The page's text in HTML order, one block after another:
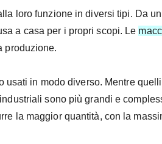
loro funzione in diversi tipi. Da
a casa per i propri scopi. Le
produzione.
in modo diverso. Mentre
sono più grandi e
la maggior quantità, con la